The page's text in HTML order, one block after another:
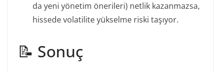
da yeni yönetim önerileri) netlik kazanmazsa,
hissede volatilite yükselme riski taşıyor.
📝 Sonuç